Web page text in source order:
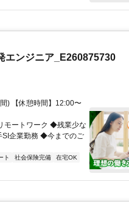
エンジニア_E260875730
) 【休憩時間】12:00〜
モートワーク ◆残業少な
企業勤務 ◆今までのご
ト 社会保険完備
在宅OK